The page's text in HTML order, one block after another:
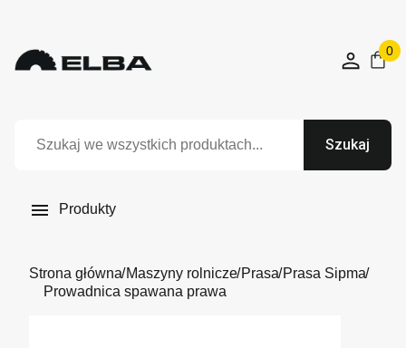
0
Szukaj
 Produkty
Strona główna Maszyny rolnicze Prasa Prasa Sipma
Prowadnica spawana prawa